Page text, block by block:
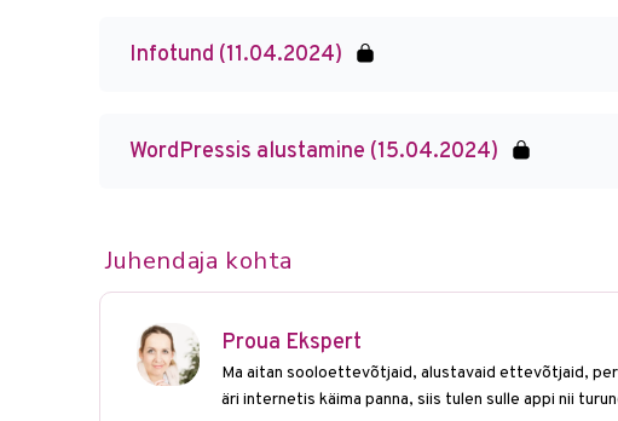
Infotund (11.04.2024)
WordPressis alustamine (15.04.2024)
Juhendaja kohta
Proua Ekspert
Ma aitan sooloettevõtjaid, alustavaid ettevõtjaid,
äri internetis käima panna, siis tulen sulle appi nii